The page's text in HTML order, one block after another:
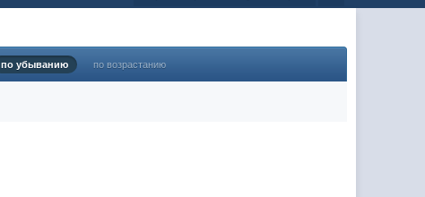
по убыванию по возрастанию